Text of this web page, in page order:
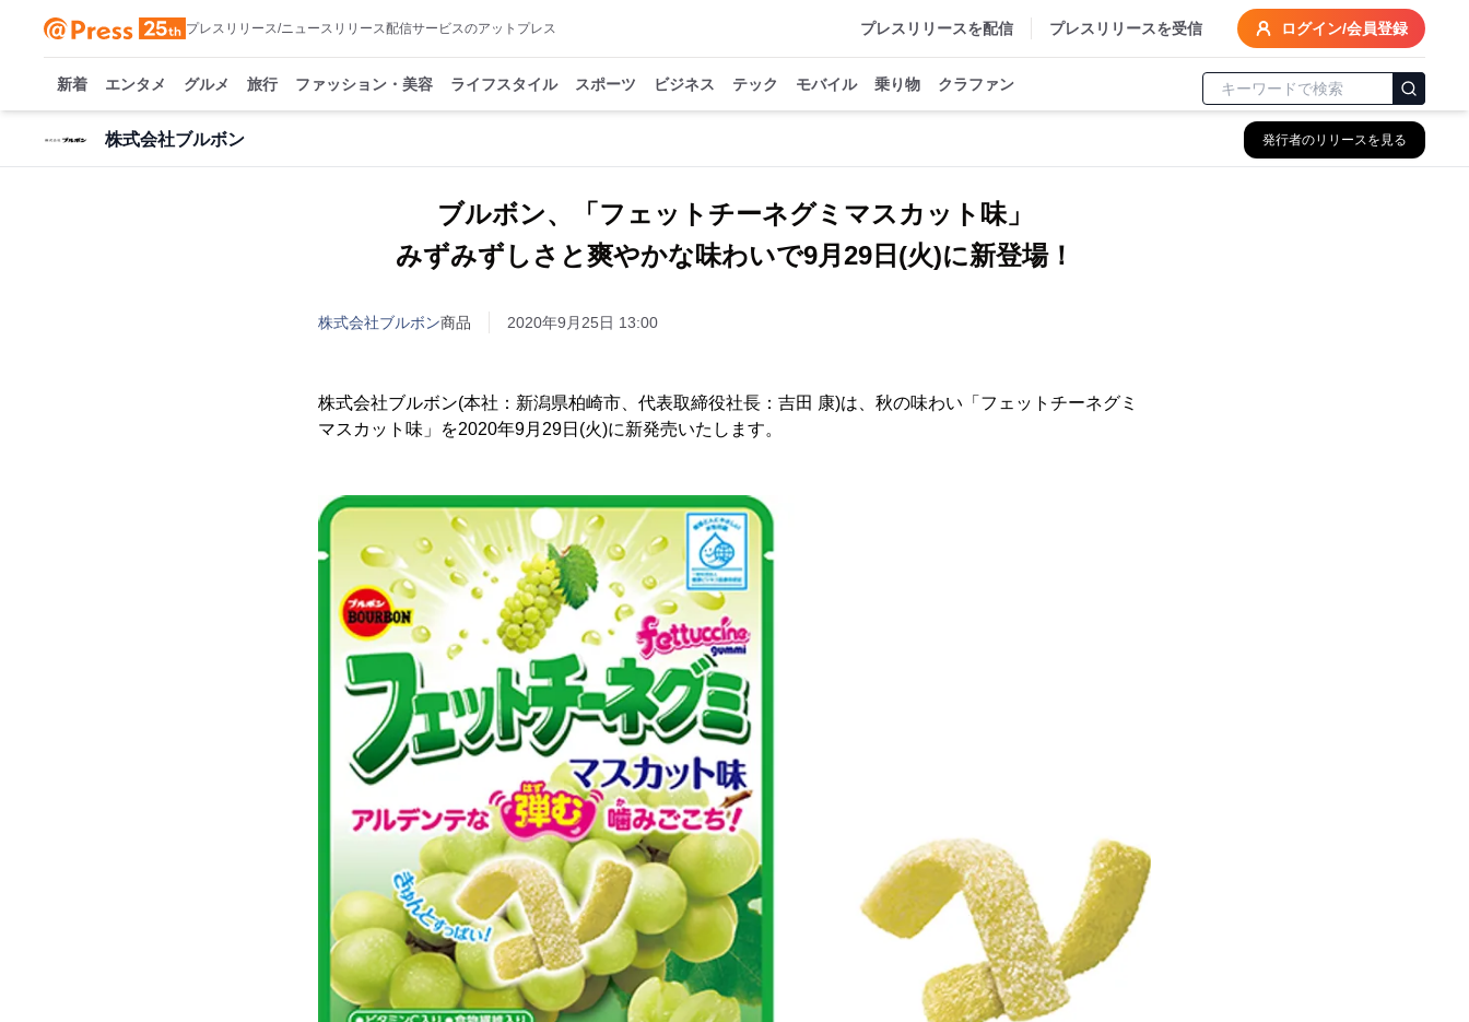
プレスリリース/ニュースリリース配信サービスのアットプレス プレスリリースを配信 プレスリリースを受信 ログイン/会員登録
新着 エンタメ グルメ 旅行 ファッション・美容 ライフスタイル スポーツ ビジネス テック モバイル 乗り物 クラファン
株式会社ブルボン 発行者のリリースを見る
ブルボン、「フェットチーネグミマスカット味」
みずみずしさと爽やかな味わいで9月29日(火)に新登場！
株式会社ブルボン商品 2020年9月25日 13:00
株式会社ブルボン(本社：新潟県柏崎市、代表取締役社長：吉田 康)は、秋の味わい「フェットチーネグミ
マスカット味」を2020年9月29日(火)に新発売いたします。